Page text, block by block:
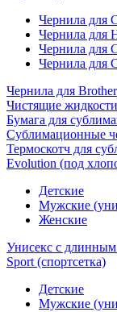
Чернила для
Чернила для
Чернила для
Чернила для
Чернила для Brother
Чистящие жидкости
Бумага для
Сублимационные
Термоскотч для
Evolution (под
Детские
Мужские
Женские
Унисекс с
Sport (спортсетка)
Детские
Мужские